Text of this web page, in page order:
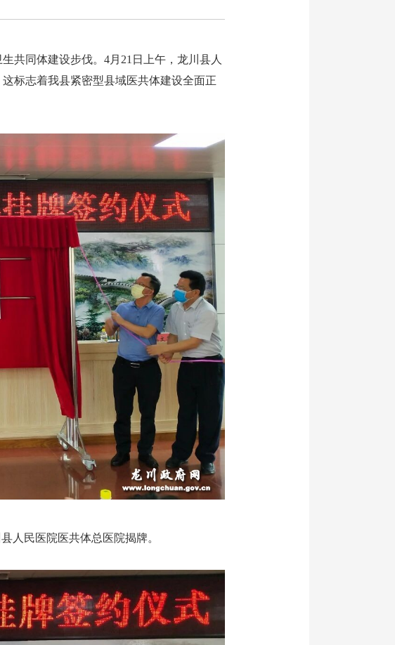
共同体建设步伐。4月21日上午，龙川县人
标志着我县紧密型县域医共体建设全面正
人民医院医共体总医院揭牌。